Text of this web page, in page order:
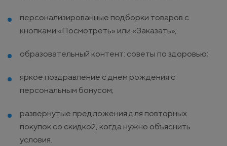
персонализированные подборки товаров с
кнопками «Посмотреть» или «Заказать»;
образовательный контент: советы по здоровью;
яркое поздравление с днем рождения с
персональным бонусом;
развернутые предложения для повторных
покупок со скидкой, когда нужно объяснить
условия.